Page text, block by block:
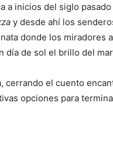
a inicios del siglo
y desde ahí los
donde los miradores
día de sol el brillo del
cerrando el cuento
opciones para